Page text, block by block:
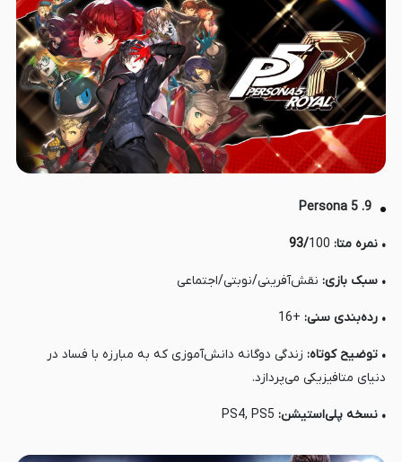
9. Persona 5
• نمره متا: 93/100
• سبک بازی: نقش‌آفرینی/نوبتی/اجتماعی
• رده‌بندی سنی:+16
• توضیح کوتاه: زندگی دوگانه دانش‌آموزی که به مبارزه با فساد در
دنیای متافیزیکی می‌پردازد.
• نسخه پلی‌استیشن: PS4, PS5